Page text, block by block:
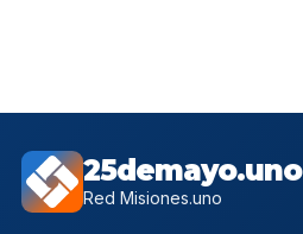
25demayo.uno
Red Misiones.uno